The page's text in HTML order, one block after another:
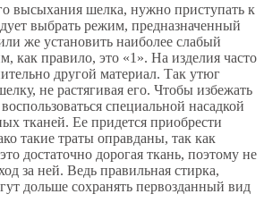
высыхания шелка, нужно приступать к
выбрать режим, предназначенный
же установить наиболее слабый
как правило, это «1». На изделия часто
другой материал. Так утюг
не растягивая его. Чтобы избежать
специальной насадкой
тканей. Ее придется приобрести
такие траты оправданы, так как
достаточно дорогая ткань, поэтому не
за ней. Ведь правильная стирка,
дольше сохранять первозданный вид